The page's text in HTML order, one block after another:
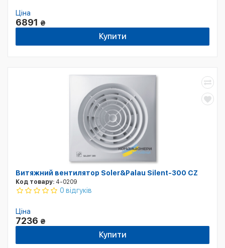
Ціна
6891 ₴
Купити
Витяжний вентилятор Soler&Palau Silent-300 CZ
Код товару: 4-0209
0 відгуків
Ціна
7236 ₴
Купити